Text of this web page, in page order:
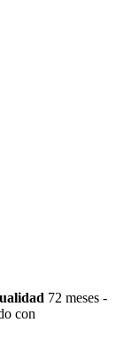
72 meses -
con